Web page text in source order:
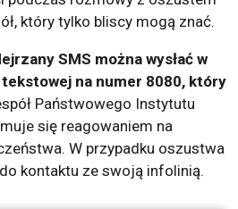
który tylko bliscy mogą znać.
SMS można wysłać w
na numer 8080, który
Państwowego Instytutu
się reagowaniem na
W przypadku oszustwa
kontaktu ze swoją infolinią.